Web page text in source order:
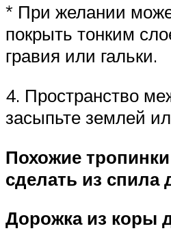
* При желании
покрыть тонким
гравия или гальки.
4. Пространство
засыпьте землей
Похожие
сделать из спила
Дорожка из коры